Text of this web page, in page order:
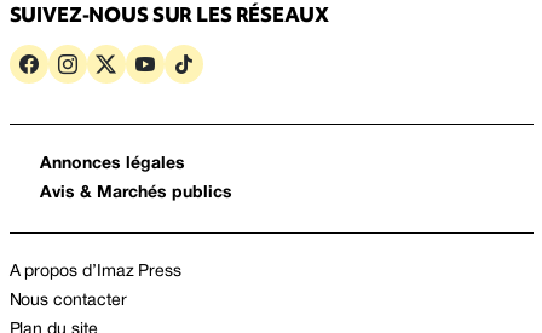
SUIVEZ-NOUS SUR LES RÉSEAUX
Annonces légales
Avis & Marchés publics
A propos d’Imaz Press
Nous contacter